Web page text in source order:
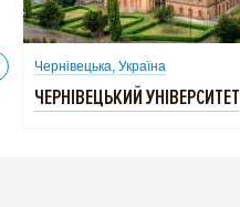
Чернівецька, Україна
ЧЕРНІВЕЦЬКИЙ УНІВЕРСИТЕТ